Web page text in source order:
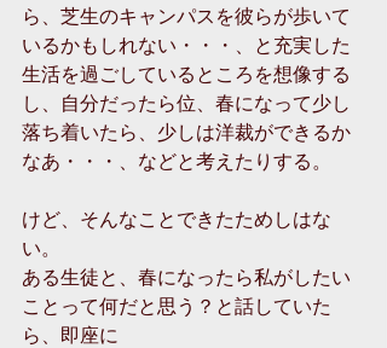
ら、芝生のキャンパスを彼らが歩いて
いるかもしれない・・・、と充実した
生活を過ごしているところを想像する
し、自分だったら位、春になって少し
落ち着いたら、少しは洋裁ができるか
なあ・・・、などと考えたりする。
けど、そんなことできたためしはな
い。
ある生徒と、春になったら私がしたい
ことって何だと思う？と話していた
ら、即座に